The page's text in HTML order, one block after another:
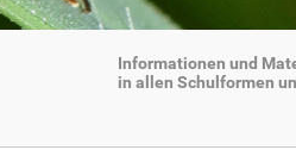
Informationen und
in allen Schulformen